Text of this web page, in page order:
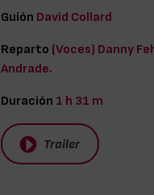
Guión David Collard
Reparto (Voces) Danny
Andrade.
Duración 1 h 31 m
Trailer